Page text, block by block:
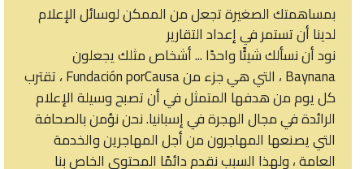
بمساهمتك الصغيرة تجعل من الممكن لوسائل الإعلام
لدينا أن تستمر في إعداد التقارير
نود أن نسألك شيئًا واحدًا ... أشخاص مثلك يجعلون
Baynana ، التي هي جزء من Fundación porCausa ، تقترب
كل يوم من هدفها المتمثل في أن تصبح وسيلة الإعلام
الرائدة في مجال الهجرة في إسبانيا. نحن نؤمن بالصحافة
التي يصنعها المهاجرون من أجل المهاجرين والخدمة
العامة ، ولهذا السبب نقدم دائمًا المحتوى الخاص بنا